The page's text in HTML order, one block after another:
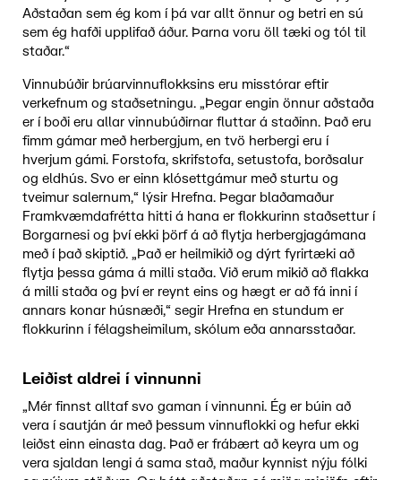
Aðstaðan sem ég kom í þá var allt önnur og betri en sú
sem ég hafði upplifað áður. Þarna voru öll tæki og tól til
staðar.“
Vinnubúðir brúarvinnuflokksins eru misstórar eftir
verkefnum og staðsetningu. „Þegar engin önnur aðstaða
er í boði eru allar vinnubúðirnar fluttar á staðinn. Það eru
fimm gámar með herbergjum, en tvö herbergi eru í
hverjum gámi. Forstofa, skrifstofa, setustofa, borðsalur
og eldhús. Svo er einn klósettgámur með sturtu og
tveimur salernum,“ lýsir Hrefna. Þegar blaðamaður
Framkvæmdafrétta hitti á hana er flokkurinn staðsettur í
Borgarnesi og því ekki þörf á að flytja herbergjagámana
með í það skiptið. „Það er heilmikið og dýrt fyrirtæki að
flytja þessa gáma á milli staða. Við erum mikið að flakka
á milli staða og því er reynt eins og hægt er að fá inni í
annars konar húsnæði,“ segir Hrefna en stundum er
flokkurinn í félagsheimilum, skólum eða annarsstaðar.
Leiðist aldrei í vinnunni
„Mér finnst alltaf svo gaman í vinnunni. Ég er búin að
vera í sautján ár með þessum vinnuflokki og hefur ekki
leiðst einn einasta dag. Það er frábært að keyra um og
vera sjaldan lengi á sama stað, maður kynnist nýju fólki